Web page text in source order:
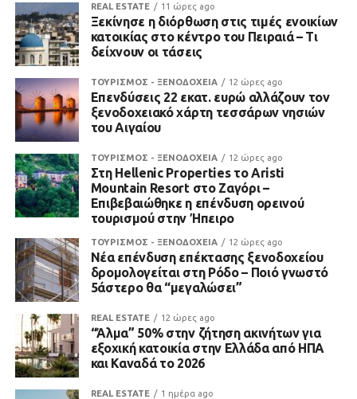
REAL ESTATE 11 ώρες ago
Ξεκίνησε η διόρθωση στις τιμές ενοικίων
κατοικίας στο κέντρο του Πειραιά – Τι
δείχνουν οι τάσεις
ΤΟΥΡΙΣΜΟΣ - ΞΕΝΟΔΟΧΕΙΑ 12 ώρες ago
Επενδύσεις 22 εκατ. ευρώ αλλάζουν τον
ξενοδοχειακό χάρτη τεσσάρων νησιών
του Αιγαίου
ΤΟΥΡΙΣΜΟΣ - ΞΕΝΟΔΟΧΕΙΑ 12 ώρες ago
Στη Hellenic Properties το Aristi
Mountain Resort στο Ζαγόρι –
Επιβεβαιώθηκε η επένδυση ορεινού
τουρισμού στην Ήπειρο
ΤΟΥΡΙΣΜΟΣ - ΞΕΝΟΔΟΧΕΙΑ 12 ώρες ago
Νέα επένδυση επέκτασης ξενοδοχείου
δρομολογείται στη Ρόδο – Ποιό γνωστό
5άστερο θα “μεγαλώσει”
REAL ESTATE 12 ώρες ago
“Άλμα” 50% στην ζήτηση ακινήτων για
εξοχική κατοικία στην Ελλάδα από ΗΠΑ
και Καναδά το 2026
REAL ESTATE 1 ημέρα ago